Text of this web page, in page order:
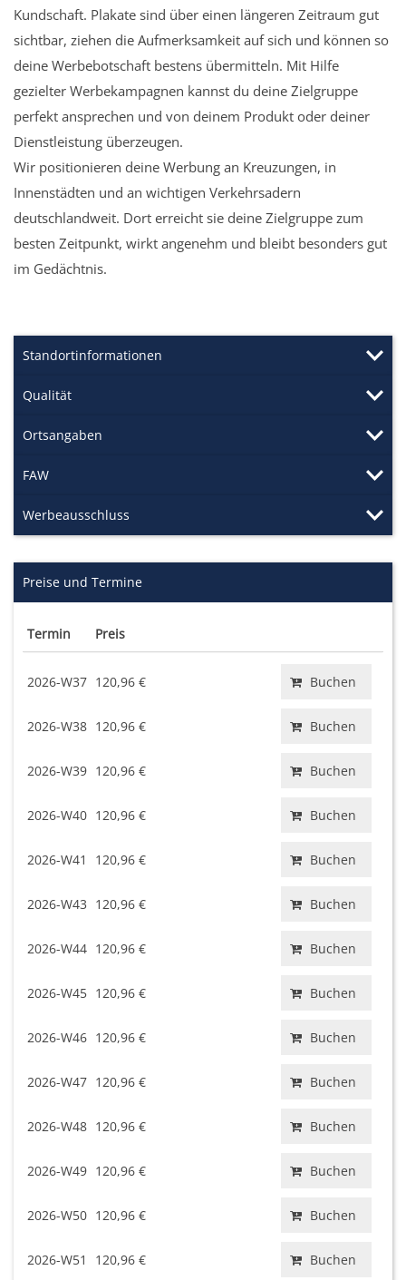
Kundschaft. Plakate sind über einen längeren Zeitraum gut
sichtbar, ziehen die Aufmerksamkeit auf sich und können so
deine Werbebotschaft bestens übermitteln. Mit Hilfe
gezielter Werbekampagnen kannst du deine Zielgruppe
perfekt ansprechen und von deinem Produkt oder deiner
Dienstleistung überzeugen.
Wir positionieren deine Werbung an Kreuzungen, in
Innenstädten und an wichtigen Verkehrsadern
deutschlandweit. Dort erreicht sie deine Zielgruppe zum
besten Zeitpunkt, wirkt angenehm und bleibt besonders gut
im Gedächtnis.
Standortinformationen
Qualität
Ortsangaben
FAW
Werbeausschluss
Preise und Termine
Termin Preis
2026-W37 120,96 € Buchen
2026-W38 120,96 € Buchen
2026-W39 120,96 € Buchen
2026-W40 120,96 € Buchen
2026-W41 120,96 € Buchen
2026-W43 120,96 € Buchen
2026-W44 120,96 € Buchen
2026-W45 120,96 € Buchen
2026-W46 120,96 € Buchen
2026-W47 120,96 € Buchen
2026-W48 120,96 € Buchen
2026-W49 120,96 € Buchen
2026-W50 120,96 € Buchen
2026-W51 120,96 € Buchen